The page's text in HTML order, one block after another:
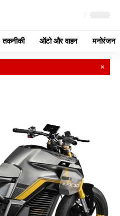
तकनीकी ऑटो और वाहन मनोरंजन
✕